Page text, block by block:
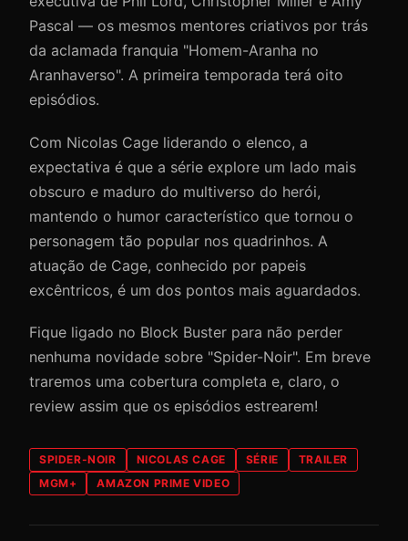
Pascal — os mesmos mentores criativos por trás
da aclamada franquia "Homem-Aranha no
Aranhaverso". A primeira temporada terá oito
episódios.
Com Nicolas Cage liderando o elenco, a
expectativa é que a série explore um lado mais
obscuro e maduro do multiverso do herói,
mantendo o humor característico que tornou o
personagem tão popular nos quadrinhos. A
atuação de Cage, conhecido por papeis
excêntricos, é um dos pontos mais aguardados.
Fique ligado no Block Buster para não perder
nenhuma novidade sobre "Spider-Noir". Em breve
traremos uma cobertura completa e, claro, o
review assim que os episódios estrearem!
SPIDER-NOIR NICOLAS CAGE SÉRIE
TRAILER
MGM+
AMAZON PRIME VIDEO